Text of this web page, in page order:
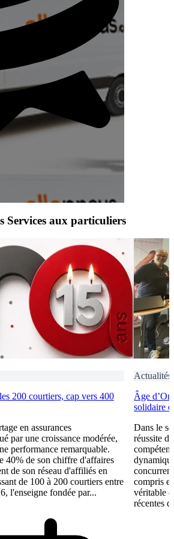
Services aux particuliers
200 courtiers, cap vers 400
en assurances
par une croissance modérée,
performance remarquable.
40% de son chiffre d'affaires
de son réseau d'affiliés en
de 100 à 200 courtiers entre
l'enseigne fondée par...
Actualités
Âge d’Or
solidaire
Dans le
réussite
compris
véritable
récentes